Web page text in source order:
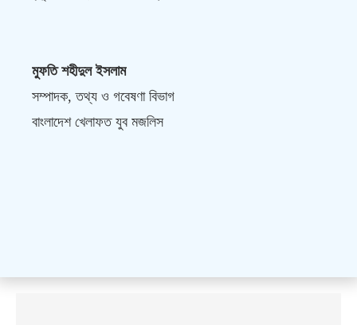
মুফতি শহীদুল ইসলাম
সম্পাদক, তথ্য ও গবেষণা বিভাগ
বাংলাদেশ খেলাফত যুব মজলিস